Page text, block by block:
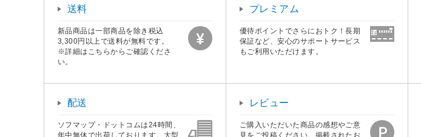
送料
新品商品は一部商品を除き税込
3,300円以上で送料が無料です。
※詳細はこちらからご確認くださ
い。
プレミアム
優待ポイントでさらにおトク！長期
保証など、安心のサポートサービス
もご利用いただけます。
配送
ソフマップ・ドットコムは24時間、
年中無休で出荷しております。大型
レビュー
ご購入いただいた商品の感想やご意
見をご投稿ください。掲載されたお